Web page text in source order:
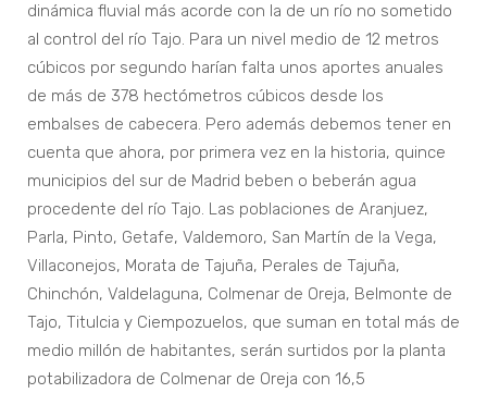
dinámica fluvial más acorde con la de un río no sometido
al control del río Tajo. Para un nivel medio de 12 metros
cúbicos por segundo harían falta unos aportes anuales
de más de 378 hectómetros cúbicos desde los
embalses de cabecera. Pero además debemos tener en
cuenta que ahora, por primera vez en la historia, quince
municipios del sur de Madrid beben o beberán agua
procedente del río Tajo. Las poblaciones de Aranjuez,
Parla, Pinto, Getafe, Valdemoro, San Martín de la Vega,
Villaconejos, Morata de Tajuña, Perales de Tajuña,
Chinchón, Valdelaguna, Colmenar de Oreja, Belmonte de
Tajo, Titulcia y Ciempozuelos, que suman en total más de
medio millón de habitantes, serán surtidos por la planta
potabilizadora de Colmenar de Oreja con 16,5